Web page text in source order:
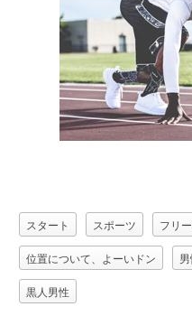
スタート スポーツ フリ
位置について、よーいドン
黒人男性